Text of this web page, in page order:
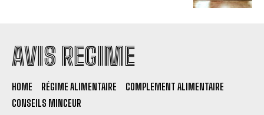
AVIS REGIME
HOME RÉGIME ALIMENTAIRE
COMPLEMENT ALIMENTAIRE
CONSEILS MINCEUR